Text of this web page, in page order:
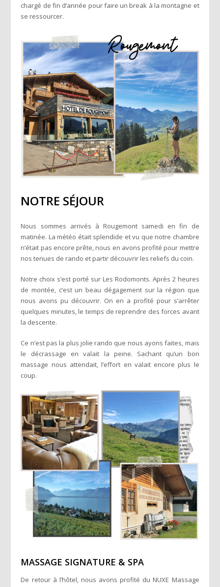
chargé de fin d’année pour faire un break à la montagne et
se ressourcer.
NOTRE SÉJOUR
Nous sommes arrivés à Rougemont samedi en fin de
matinée. La météo était splendide et vu que notre chambre
n’était pas encore prête, nous en avons profité pour mettre
nos tenues de rando et partir découvrir les reliefs du coin.
Notre choix s’est porté sur Les Rodomonts. Après 2 heures
de montée, c’est un beau dégagement sur la région que
nous avons pu découvrir. On en a profité pour s’arrêter
quelques minutes, le temps de reprendre des forces avant
la descente.
Ce n’est pas la plus jolie rando que nous ayons faites, mais
le décrassage en valait la peine. Sachant qu’un bon
massage nous attendait, l’effort en valait encore plus le
coup.
MASSAGE SIGNATURE & SPA
De retour à l’hôtel, nous avons profité du NUXE Massage